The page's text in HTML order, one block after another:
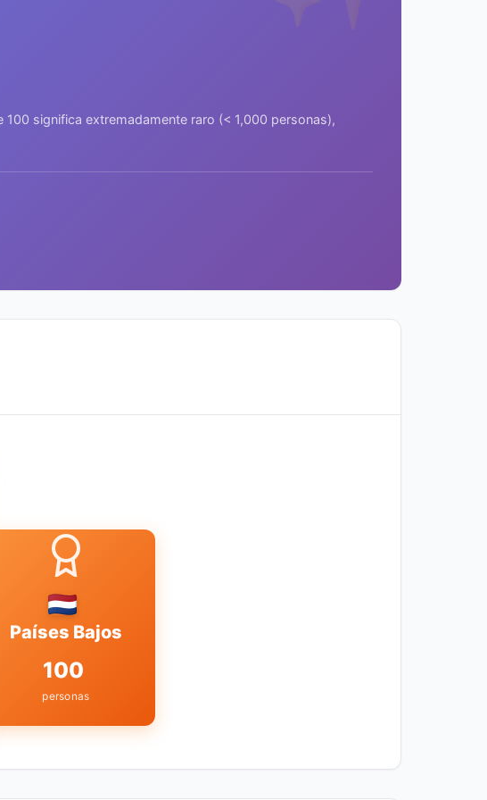
significa extremadamente raro (< 1,000 personas),
Países Bajos
100
personas